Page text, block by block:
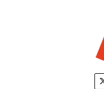
四国・九州エ